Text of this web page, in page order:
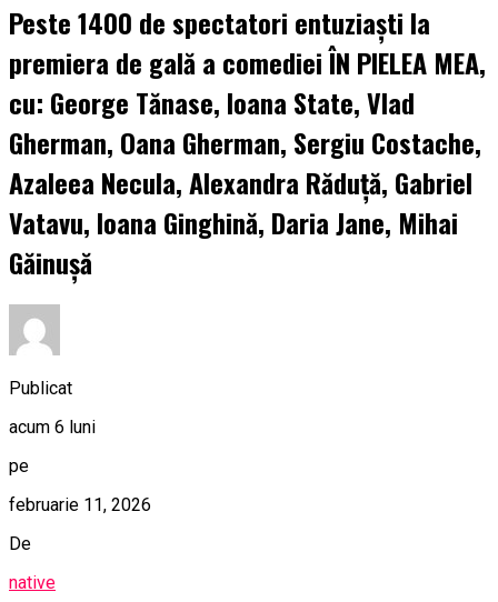
Peste 1400 de spectatori entuziaști la
premiera de gală a comediei ÎN PIELEA MEA,
cu: George Tănase, Ioana State, Vlad
Gherman, Oana Gherman, Sergiu Costache,
Azaleea Necula, Alexandra Răduță, Gabriel
Vatavu, Ioana Ginghină, Daria Jane, Mihai
Găinușă
Publicat
acum 6 luni
pe
februarie 11, 2026
De
native